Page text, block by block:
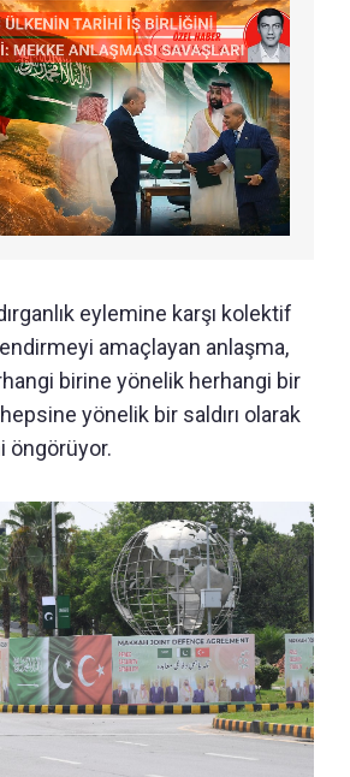
eylemine karşı kolektif
amaçlayan anlaşma,
birine yönelik herhangi bir
hepsine yönelik bir saldırı olarak
öngörüyor.